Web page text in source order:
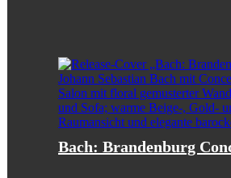
Bach: Brandenburg